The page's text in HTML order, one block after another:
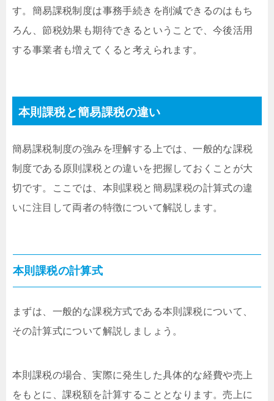
す。簡易課税制度は事務手続きを削減できるのはもち
ろん、節税効果も期待できるということで、今後活用
する事業者も増えてくると考えられます。
本則課税と簡易課税の違い
簡易課税制度の強みを理解する上では、一般的な課税
制度である原則課税との違いを把握しておくことが大
切です。ここでは、本則課税と簡易課税の計算式の違
いに注目して両者の特徴について解説します。
本則課税の計算式
まずは、一般的な課税方式である本則課税について、
その計算式について解説しましょう。
本則課税の場合、実際に発生した具体的な経費や売上
をもとに、課税額を計算することとなります。売上に